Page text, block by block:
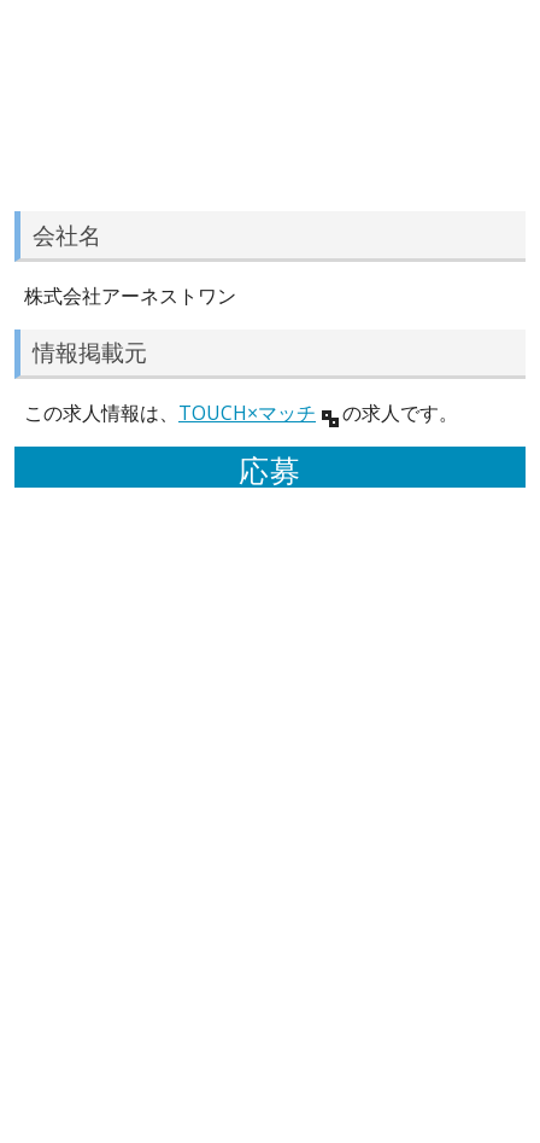
会社名
株式会社アーネストワン
情報掲載元
この求人情報は、 TOUCH×マッチ の求人です。
応募